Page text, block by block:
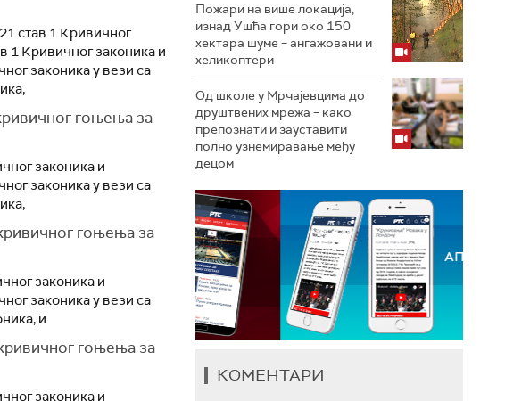
став 1 Кривичног
1 Кривичног законика и
законика у вези са
гоњења за
законика и
законика у вези са
гоњења за
законика и
законика у вези са
и
гоњења за
законика и
Пожари на више локација,
изнад Ушћа гори око 150
хектара шуме – ангажовани и
хеликоптери
Од школе у Мрчајевцима до
друштвених мрежа – како
препознати и зауставити
полно узнемиравање међу
децом
КОМЕНТАРИ